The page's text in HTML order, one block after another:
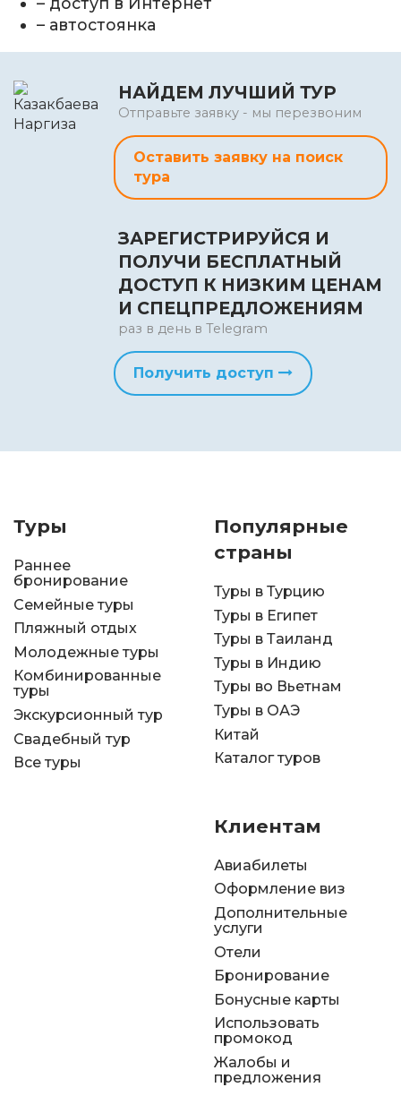
– автостоянка
НАЙДЕМ ЛУЧШИЙ ТУР
Отправьте заявку - мы перезвоним
Оставить заявку на поиск
тура
ЗАРЕГИСТРИРУЙСЯ И
ПОЛУЧИ БЕСПЛАТНЫЙ
ДОСТУП К НИЗКИМ ЦЕНАМ
И СПЕЦПРЕДЛОЖЕНИЯМ
раз в день в Telegram
Получить доступ
Туры
Раннее
бронирование
Семейные туры
Пляжный отдых
Молодежные туры
Комбинированные
туры
Экскурсионный тур
Свадебный тур
Все туры
Популярные
страны
Туры в Турцию
Туры в Египет
Туры в Таиланд
Туры в Индию
Туры во Вьетнам
Туры в ОАЭ
Китай
Каталог туров
Клиентам
Авиабилеты
Оформление виз
Дополнительные
услуги
Отели
Бронирование
Бонусные карты
Использовать
промокод
Жалобы и
предложения